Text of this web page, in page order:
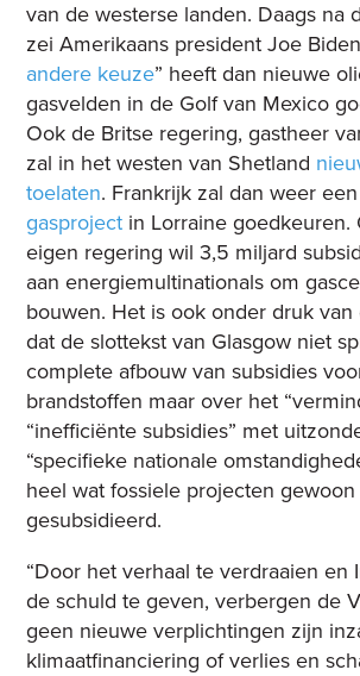
van de westerse landen. Daags na
zei Amerikaans president Joe
andere keuze” heeft dan nieuwe
gasvelden in de Golf van Mexico
Ook de Britse regering, gastheer
zal in het westen van Shetland
toelaten. Frankrijk zal dan weer een
gasproject in Lorraine goedkeuren.
eigen regering wil 3,5 miljard
aan energiemultinationals om
bouwen. Het is ook onder druk
dat de slottekst van Glasgow niet
complete afbouw van subsidies
brandstoffen maar over het
“inefficiënte subsidies” met
“specifieke nationale
heel wat fossiele projecten
gesubsidieerd.
“Door het verhaal te verdraaien en
de schuld te geven, verbergen de
geen nieuwe verplichtingen zijn
klimaatfinanciering of verlies en